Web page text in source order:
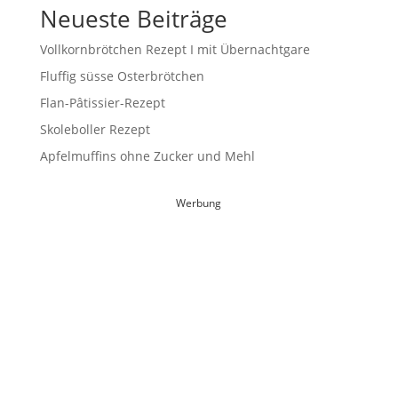
Neueste Beiträge
Vollkornbrötchen Rezept I mit Übernachtgare
Fluffig süsse Osterbrötchen
Flan-Pâtissier-Rezept
Skoleboller Rezept
Apfelmuffins ohne Zucker und Mehl
Werbung